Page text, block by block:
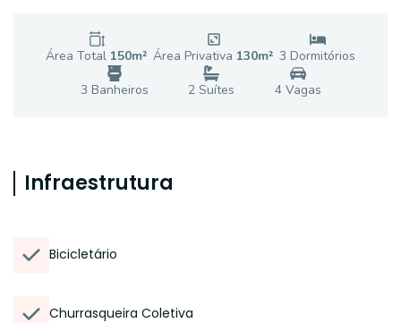
Área Total 150m² Área Privativa 130m² 3 Dormitórios
3 Banheiros 2 Suítes 4Vagas
Infraestrutura
Bicicletário
Churrasqueira Coletiva